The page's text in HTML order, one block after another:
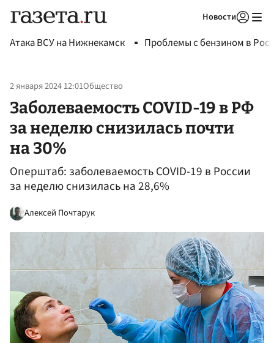
Новости
Атака ВСУ на Нижнекамск Проблемы с бензином в
2 января 2024 12:01Общество
Заболеваемость COVID-19 в РФ
за неделю снизилась почти
на 30%
Оперштаб: заболеваемость COVID-19 в России
за неделю снизилась на 28,6%
Алексей Почтарук